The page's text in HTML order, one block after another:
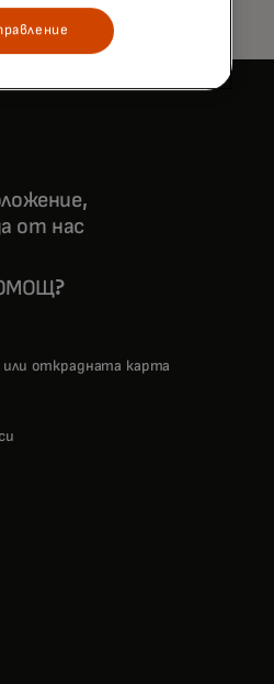
от нас
открадната карта
in a new tab